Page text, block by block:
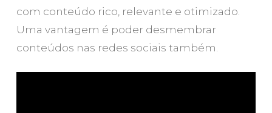
com conteúdo rico, relevante e otimizado.
Uma vantagem é poder desmembrar
conteúdos nas redes sociais também.